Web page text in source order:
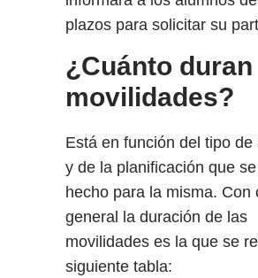
plazos para solicitar su
¿Cuánto
movilidades?
Está en función del tipo de
y de la planificación que
hecho para la misma. Con
general la duración de las
movilidades es la que se
siguiente tabla: